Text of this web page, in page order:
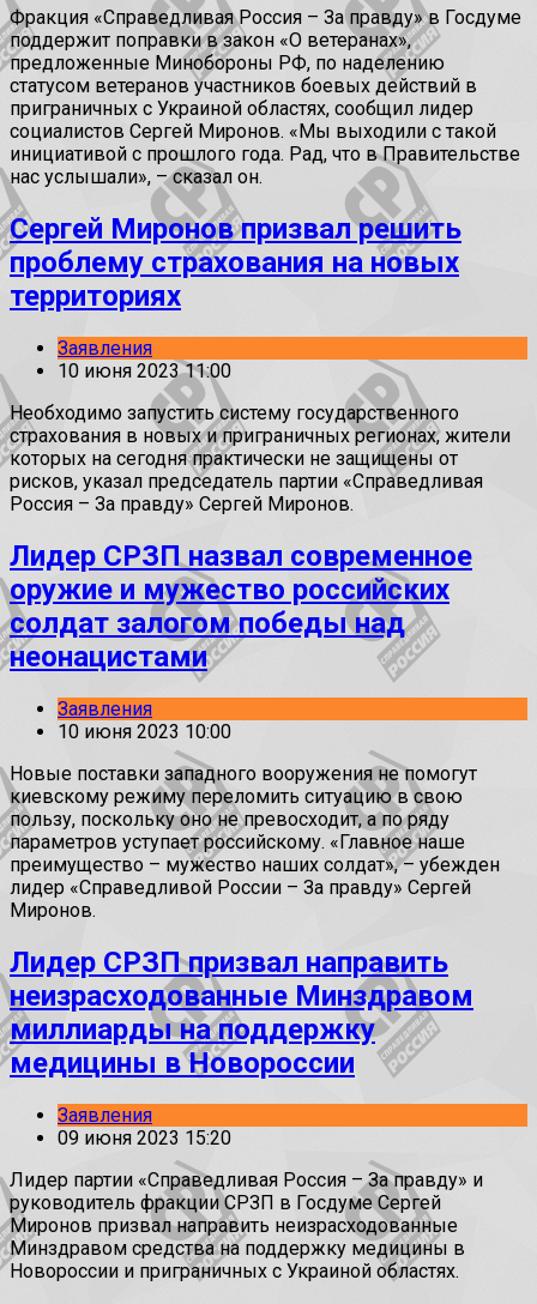
Фракция «Справедливая Россия – За правду» в Госдуме
поддержит поправки в закон «О ветеранах»,
предложенные Минобороны РФ, по наделению
статусом ветеранов участников боевых действий в
приграничных с Украиной областях, сообщил лидер
социалистов Сергей Миронов. «Мы выходили с такой
инициативой с прошлого года. Рад, что в Правительстве
нас услышали», – сказал он.
Сергей Миронов призвал решить
проблему страхования на новых
территориях
Заявления
10 июня 2023 11:00
Необходимо запустить систему государственного
страхования в новых и приграничных регионах, жители
которых на сегодня практически не защищены от
рисков, указал председатель партии «Справедливая
Россия – За правду» Сергей Миронов.
Лидер СРЗП назвал современное
оружие и мужество российских
солдат залогом победы над
неонацистами
Заявления
10 июня 2023 10:00
Новые поставки западного вооружения не помогут
киевскому режиму переломить ситуацию в свою
пользу, поскольку оно не превосходит, а по ряду
параметров уступает российскому. «Главное наше
преимущество – мужество наших солдат», – убежден
лидер «Справедливой России – За правду» Сергей
Миронов.
Лидер СРЗП призвал направить
неизрасходованные Минздравом
миллиарды на поддержку
медицины в Новороссии
Заявления
09 июня 2023 15:20
Лидер партии «Справедливая Россия – За правду» и
руководитель фракции СРЗП в Госдуме Сергей
Миронов призвал направить неизрасходованные
Минздравом средства на поддержку медицины в
Новороссии и приграничных с Украиной областях.